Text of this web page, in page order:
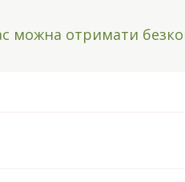
можна отримати